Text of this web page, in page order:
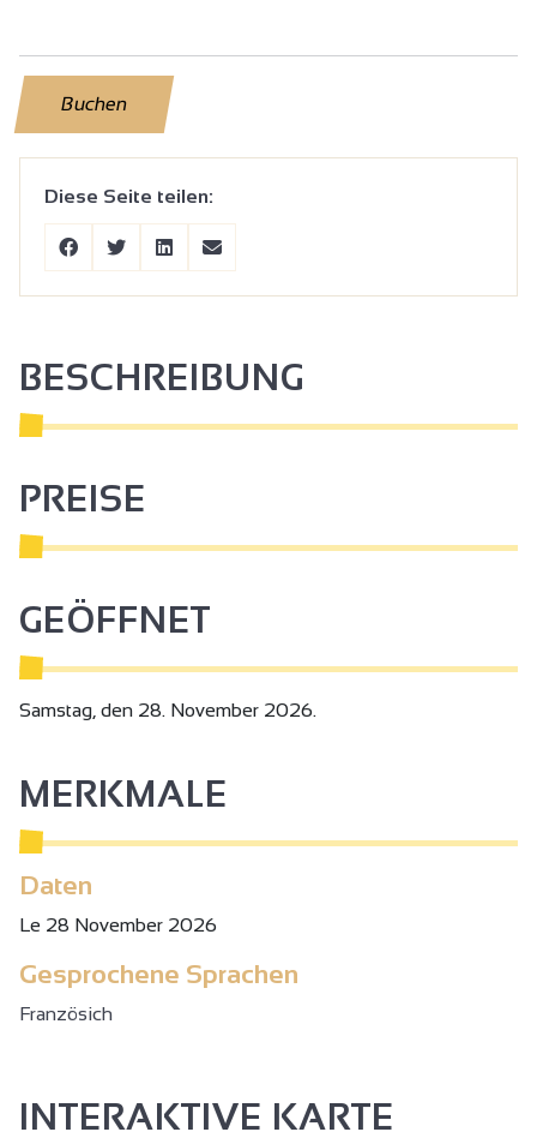
Buchen
Diese Seite teilen:
BESCHREIBUNG
PREISE
GEÖFFNET
Samstag, den 28. November 2026.
MERKMALE
Daten
Le 28 November 2026
Gesprochene Sprachen
Französich
INTERAKTIVE KARTE